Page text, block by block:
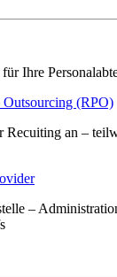
Ihre
Outsourcing (RPO)
Recuiting an –
–